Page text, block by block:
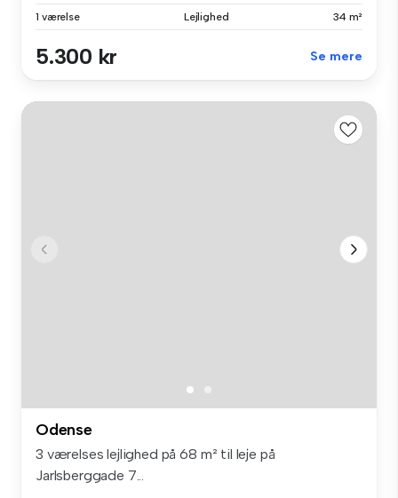
1 værelse Lejlighed 34 m²
5.300 kr Se mere
Odense
3 værelses lejlighed på 68 m² til leje på
Jarlsberggade 7...